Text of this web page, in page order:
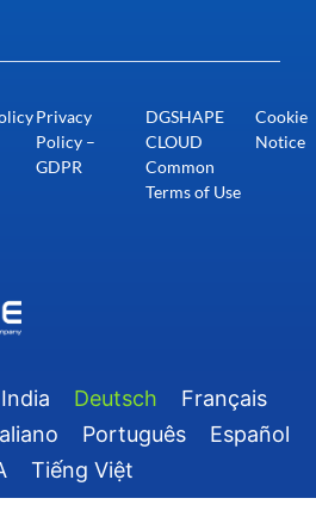
Privacy
Policy –
GDPR
DGSHAPE
CLOUD
Common
Terms of Use
Cookie
Notice
India Deutsch
Français
Português
Español
Tiếng Việt